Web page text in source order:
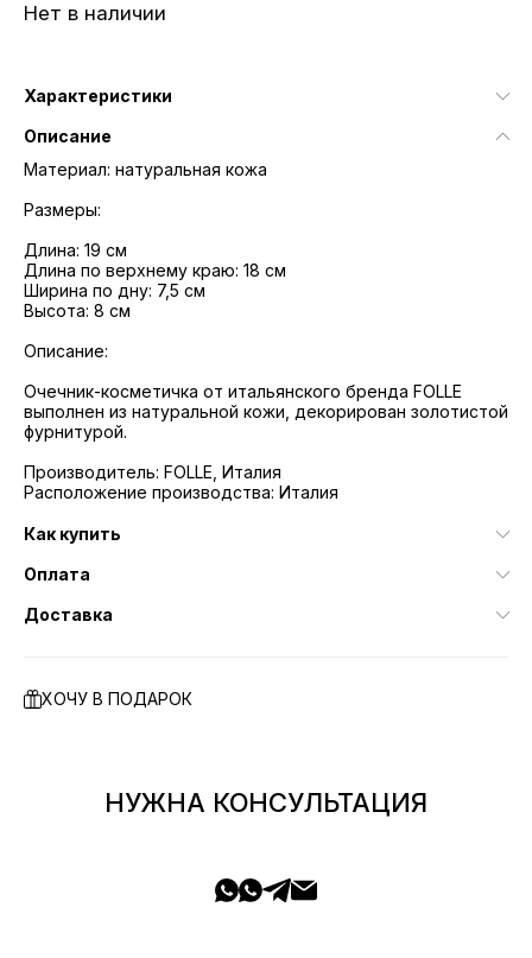
Нет в наличии
Характеристики
Описание
Материал: натуральная кожа
Размеры:
Длина: 19 см
Длина по верхнему краю: 18 см
Ширина по дну: 7,5 см
Высота: 8 см
Описание:
Очечник-косметичка от итальянского бренда FOLLE
выполнен из натуральной кожи, декорирован золотистой
фурнитурой.
Производитель: FOLLE, Италия
Расположение производства: Италия
Как купить
Оплата
Доставка
ХОЧУ В ПОДАРОК
НУЖНА КОНСУЛЬТАЦИЯ